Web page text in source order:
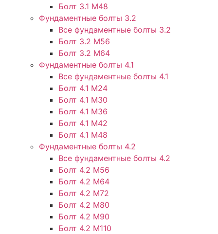
Болт 3.1 М48
Фундаментные болты 3.2
Все фундаментные болты 3.2
Болт 3.2 М56
Болт 3.2 М64
Фундаментные болты 4.1
Все фундаментные болты 4.1
Болт 4.1 М24
Болт 4.1 М30
Болт 4.1 М36
Болт 4.1 М42
Болт 4.1 М48
Фундаментные болты 4.2
Все фундаментные болты 4.2
Болт 4.2 М56
Болт 4.2 М64
Болт 4.2 М72
Болт 4.2 М80
Болт 4.2 М90
Болт 4.2 М110